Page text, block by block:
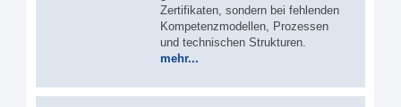
Zertifikaten, sondern bei fehlenden
Kompetenzmodellen, Prozessen
und technischen Strukturen.
mehr...